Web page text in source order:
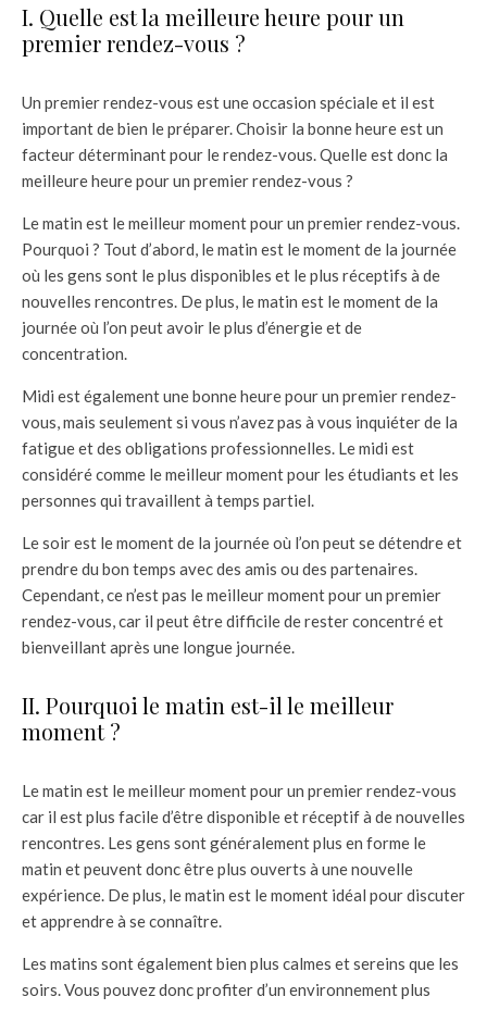
I. Quelle est la meilleure heure pour un
premier rendez-vous ?
Un premier rendez-vous est une occasion spéciale et il est
important de bien le préparer. Choisir la bonne heure est un
facteur déterminant pour le rendez-vous. Quelle est donc la
meilleure heure pour un premier rendez-vous ?
Le matin est le meilleur moment pour un premier rendez-vous.
Pourquoi ? Tout d’abord, le matin est le moment de la journée
où les gens sont le plus disponibles et le plus réceptifs à de
nouvelles rencontres. De plus, le matin est le moment de la
journée où l’on peut avoir le plus d’énergie et de
concentration.
Midi est également une bonne heure pour un premier rendez-
vous, mais seulement si vous n’avez pas à vous inquiéter de la
fatigue et des obligations professionnelles. Le midi est
considéré comme le meilleur moment pour les étudiants et les
personnes qui travaillent à temps partiel.
Le soir est le moment de la journée où l’on peut se détendre et
prendre du bon temps avec des amis ou des partenaires.
Cependant, ce n’est pas le meilleur moment pour un premier
rendez-vous, car il peut être difficile de rester concentré et
bienveillant après une longue journée.
II. Pourquoi le matin est-il le meilleur
moment ?
Le matin est le meilleur moment pour un premier rendez-vous
car il est plus facile d’être disponible et réceptif à de nouvelles
rencontres. Les gens sont généralement plus en forme le
matin et peuvent donc être plus ouverts à une nouvelle
expérience. De plus, le matin est le moment idéal pour discuter
et apprendre à se connaître.
Les matins sont également bien plus calmes et sereins que les
soirs. Vous pouvez donc profiter d’un environnement plus